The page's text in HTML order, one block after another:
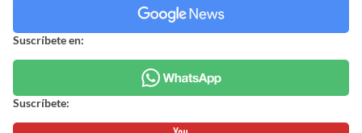
Suscríbete en:
Suscríbete: